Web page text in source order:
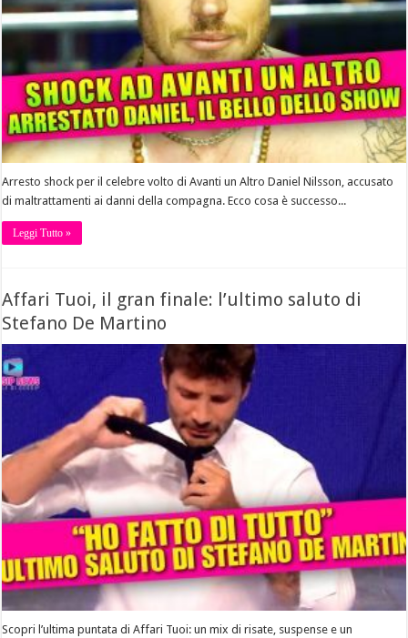
Arresto shock per il celebre volto di Avanti un Altro Daniel Nilsson, accusato
di maltrattamenti ai danni della compagna. Ecco cosa è successo...
Leggi Tutto »
Affari Tuoi, il gran finale: l’ultimo saluto di
Stefano De Martino
Scopri l’ultima puntata di Affari Tuoi: un mix di risate, suspense e un